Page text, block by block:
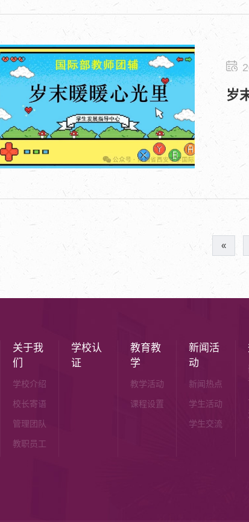
岁
«
关于我
们
学校介绍
校长寄语
管理团队
教职员工
学校认
证
教育教
学
教学活动
课程设置
新闻活
动
新闻热点
学生活动
学生交流